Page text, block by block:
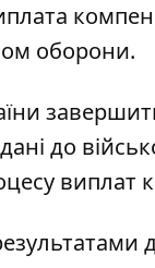
оборони.
до